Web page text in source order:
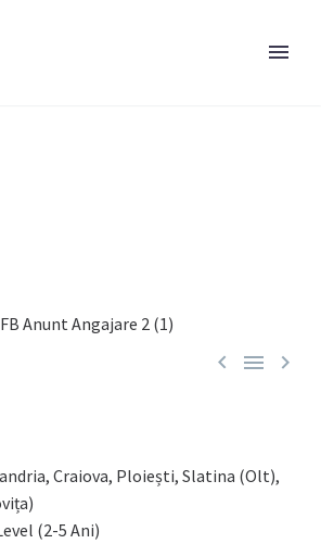
  
Craiova, Ploiești, Slatina (Olt),
(2-5 Ani)